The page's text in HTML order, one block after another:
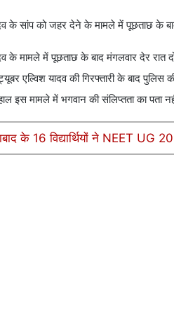
के सांप को जहर देने के मामले में पूछताछ के
के मामले में पूछताछ के बाद मंगलवार देर रात
एल्विश यादव की गिरफ्तारी के बाद
इस मामले में भगवान की संलिप्तता का पता
के 16 विद्यार्थियों ने NEET UG